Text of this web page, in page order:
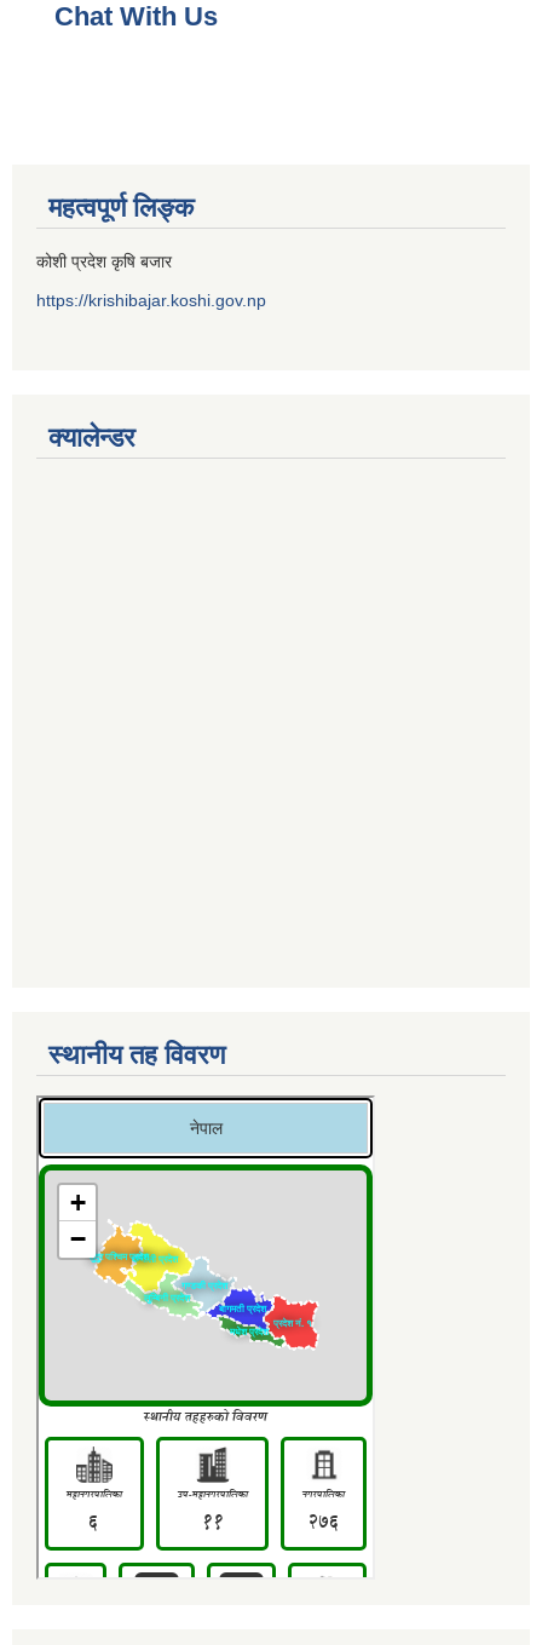
Chat With Us
महत्वपूर्ण लिङ्क
कोशी प्रदेश कृषि बजार
https://krishibajar.koshi.gov.np
क्यालेन्डर
स्थानीय तह विवरण